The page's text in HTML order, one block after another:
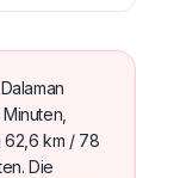
62,6 km / 78
Die